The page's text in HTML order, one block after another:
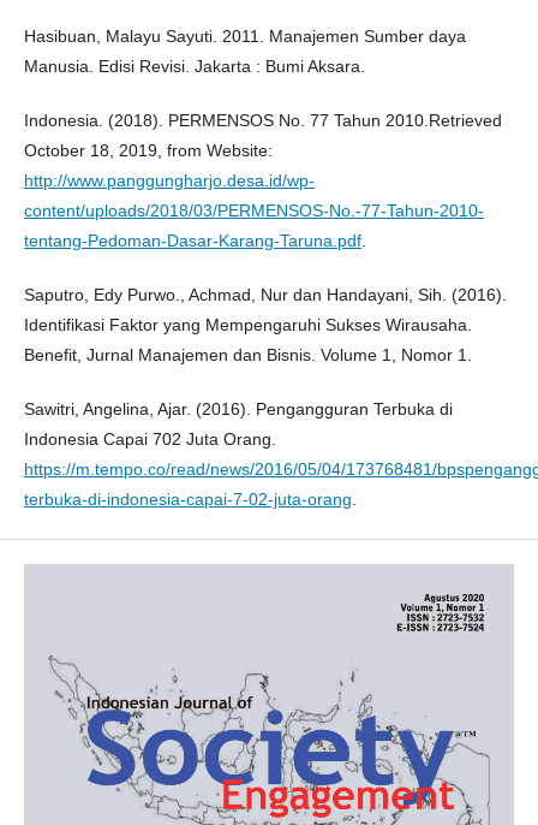
Hasibuan, Malayu Sayuti. 2011. Manajemen Sumber daya
Manusia. Edisi Revisi. Jakarta : Bumi Aksara.
Indonesia. (2018). PERMENSOS No. 77 Tahun 2010.Retrieved
October 18, 2019, from Website:
http://www.panggungharjo.desa.id/wp-
content/uploads/2018/03/PERMENSOS-No.-77-Tahun-2010-
tentang-Pedoman-Dasar-Karang-Taruna.pdf
Saputro, Edy Purwo., Achmad, Nur dan Handayani, Sih. (2016).
Identifikasi Faktor yang Mempengaruhi Sukses Wirausaha.
Benefit, Jurnal Manajemen dan Bisnis. Volume 1, Nomor 1.
Sawitri, Angelina, Ajar. (2016). Pengangguran Terbuka di
Indonesia Capai 702 Juta Orang.
https://m.tempo.co/read/news/2016/05/04/173768481/
terbuka-di-indonesia-capai-7-02-juta-orang